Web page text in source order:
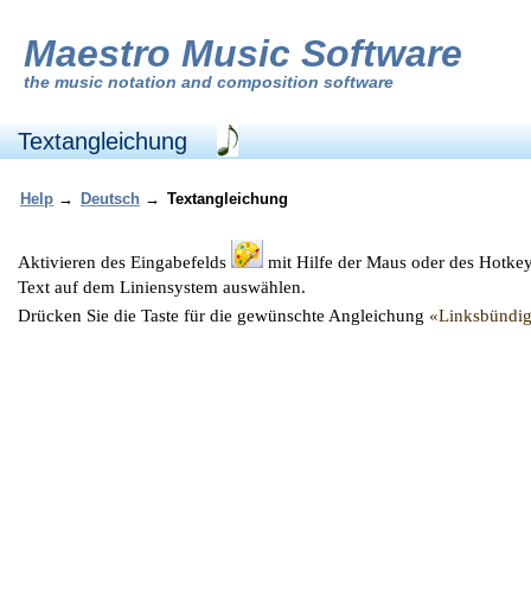
Maestro Music Software
the music notation and composition software
Textangleichung
Help → Deutsch → Textangleichung
Aktivieren des Eingabefelds
mit Hilfe der Maus oder des
Text auf dem Liniensystem auswählen.
Drücken Sie die Taste für die gewünschte Angleichung